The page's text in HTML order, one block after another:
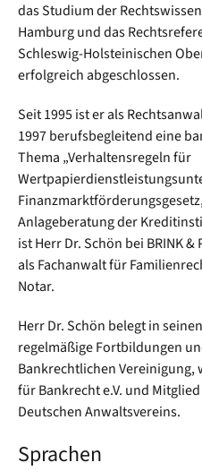
das Studium der
Hamburg und das
Schleswig-Holsteinischen
erfolgreich abgeschlossen.
Seit 1995 ist er als
1997 berufsbegleitend eine
Thema „Verhaltensregeln für
Anlageberatung der
ist Herr Dr. Schön bei BRINK &
als Fachanwalt für
Notar.
Herr Dr. Schön belegt in
regelmäßige Fortbildungen
Bankrechtlichen Vereinigung,
für Bankrecht e.V. und
Deutschen Anwaltsvereins.
Sprachen